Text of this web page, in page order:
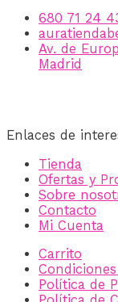
680 71 24
Av. de
Madrid
Enlaces de
Tienda
Ofertas y
Sobre
Contacto
Mi Cuenta
Carrito
Política de